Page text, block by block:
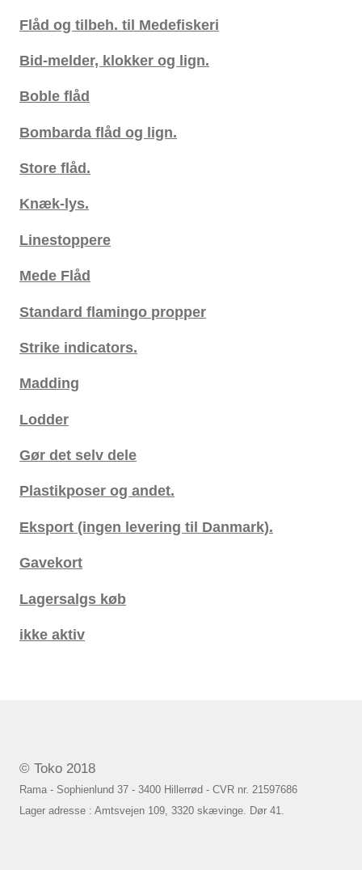
Flåd og tilbeh. til Medefiskeri
Bid-melder, klokker og lign.
Boble flåd
Bombarda flåd og lign.
Store flåd.
Knæk-lys.
Linestoppere
Mede Flåd
Standard flamingo propper
Strike indicators.
Madding
Lodder
Gør det selv dele
Plastikposer og andet.
Eksport (ingen levering til Danmark).
Gavekort
Lagersalgs køb
ikke aktiv
© Toko 2018
Rama - Sophienlund 37 - 3400 Hillerrød - CVR nr. 21597686
Lager adresse : Amtsvejen 109, 3320 skævinge. Dør 41.